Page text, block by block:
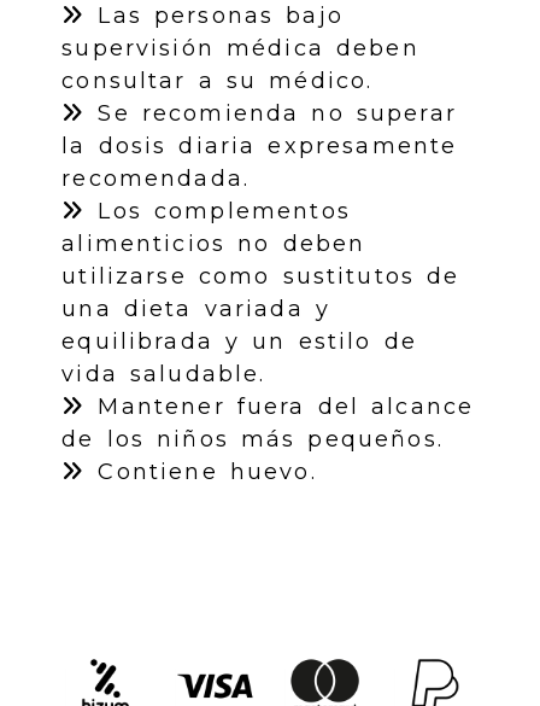
Las personas bajo
supervisión médica deben
consultar a su médico.
Se recomienda no superar
la dosis diaria expresamente
recomendada.
Los complementos
alimenticios no deben
utilizarse como sustitutos de
una dieta variada y
equilibrada y un estilo de
vida saludable.
Mantener fuera del alcance
de los niños más pequeños.
Contiene huevo.